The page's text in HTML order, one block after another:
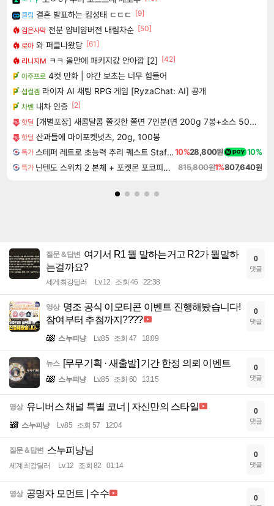
클립 결혼 발표하는 킴성태 ㄷㄷㄷ
[9]
검은사막 전분 얌비얌버전 내림차순 [50]
로아 와 퍼클나왔당 [61]
리니지M ㅋㅋ 올만에 패키지값 안아깝 [2] [42]
아주프로 4컷 만화 | 야간 보초는 너무 힘들어
섭컬겜 라이자 AI 채팅 RPG 게임 [RyzaChat: AI] 공개
차벤 내차 인증 [2]
핫딜 [개별포장] 새콤달콤 쫄깃한 쫄면 7인분(면 200g 7봉+소스 50g 7봉)
핫딜 산과들에 마이포켓넛츠, 20g, 100봉
특가 스테퍼 레트로 초능력 추리 퀘스트 Staffer Retro A Supernatural Mystery Quest10%28,800원 10%
특가 닌텐도 스위치 2 본체 + 포켓몬 포코피아 + 포켓몬스터 레전드 ZA 닌텐도 스위치 2 에디션 번들 815,800원1%807,640원
질문＆답변 여기서 R1 뭘 말하는거고 R2가 뭘말하
는걸까요?
세계최강딜러 Lv.12 조회 46 22:38
0
댓글
영상 명조 공식 이모티콘 이벤트 진행해봤습니다!
참여부터 추첨까지????
스누피냥 Lv.85 조회 47 18:09
0
댓글
뉴스 [무무기획 · 새출발] 기간 한정 의뢰 이벤트
스누피냥 Lv.85 조회 60 13:15
0
댓글
영상 유니버스 채널 특별 코너 | 자신만의 스타일
스누피냥 Lv.85 조회 57 12:04
0
댓글
질문＆답변 스누피냥님
세계최강딜러 Lv.12 조회 82 01:14
0
댓글
영상 공명자 모먼트 | 수수 0